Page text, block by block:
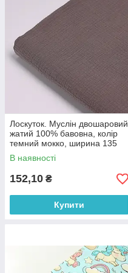
Лоскуток. Муслін двошаровий
жатий 100% бавовна, колір
темний мокко, ширина 135
см № МЖ2-40, 90*135 см
В наявності
152,10 ₴
Купити